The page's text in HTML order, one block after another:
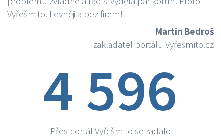
Vyřešmito. Levněji a bez firem!
Martin Bedroš
zakladatel portálu Vyřešmito.cz
4 596
Přes portál Vyřešmito se zadalo